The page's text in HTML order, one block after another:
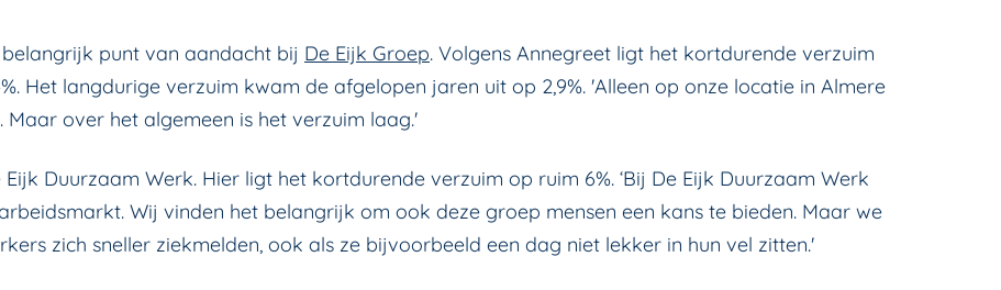
punt van aandacht bij De Eijk Groep. Volgens Annegreet ligt het kortdurende verzuim
Het langdurige verzuim kwam de afgelopen jaren uit op 2,9%. 'Alleen op onze locatie in Almere
over het algemeen is het verzuim laag.'
Duurzaam Werk. Hier ligt het kortdurende verzuim op ruim 6%. ‘Bij De Eijk Duurzaam Werk
Wij vinden het belangrijk om ook deze groep mensen een kans te bieden. Maar we
zich sneller ziekmelden, ook als ze bijvoorbeeld een dag niet lekker in hun vel zitten.'